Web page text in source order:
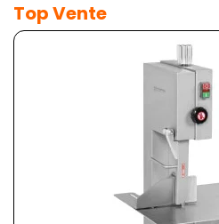
Top Vente